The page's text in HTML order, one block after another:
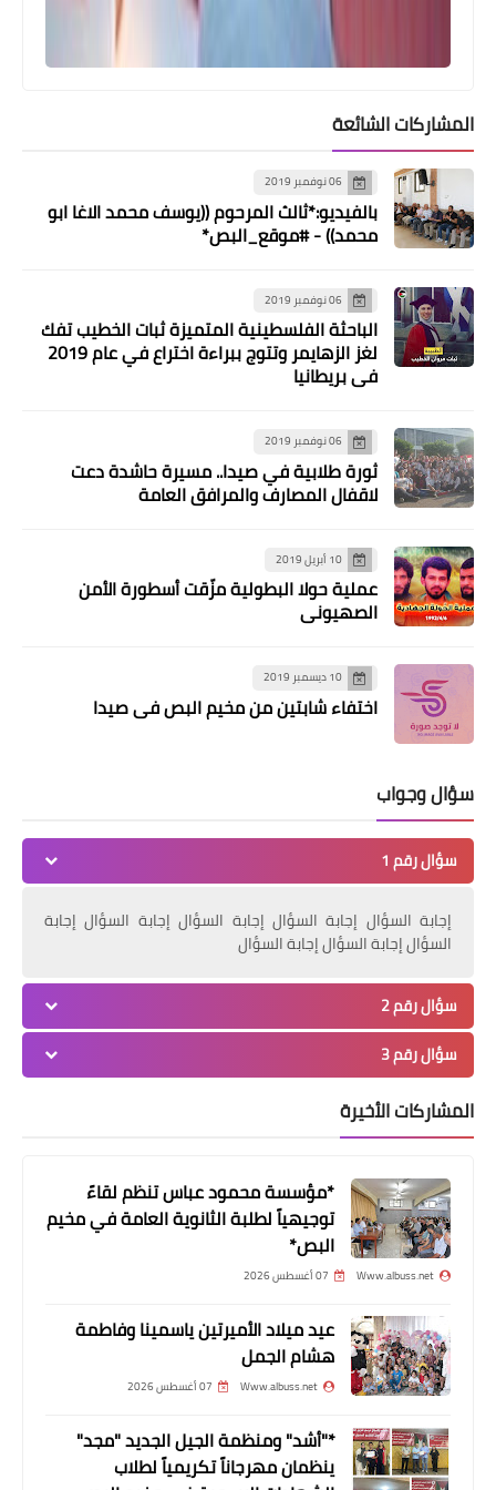
أخبار البص
"مبادرة مشروعي" تنظم ورشة عمل حول
العمل التطوعي والمبادرات الشبابية
أخبار المخيمات
أقامت "مجموعة المقدسي" إفطارها
السنوي في مجمع منصور عزام
أخبار البص
توافق بالرأي لحل مشكلة ثانوية دير
ياسين في مخيم البص
أخبار البص
روحي جيبي 50 الف و تعالي
المشاركات الشائعة
06 نوفمبر 2019
بالفيديو:*ثالث المرحوم ((يوسف محمد الاغا ابو
محمد)) - #موقع_البص*
06 نوفمبر 2019
الباحثة الفلسطينية المتميزة ثبات الخطيب تفك
لغز الزهايمر وتتوج ببراءة اختراع في عام 2019
في بريطانيا
06 نوفمبر 2019
ثورة طلابية في صيدا.. مسيرة حاشدة دعت
لاقفال المصارف والمرافق العامة
10 أبريل 2019
عملية حولا البطولية مزّقت أسطورة الأمن
الصهيوني
10 ديسمبر 2019
اختفاء شابتين من مخيم البص في صيدا
سؤال وجواب
سؤال رقم 1
إجابة السؤال إجابة السؤال إجابة السؤال إجابة السؤال إجابة
السؤال إجابة السؤال إجابة السؤال
سؤال رقم 2
سؤال رقم 3
المشاركات الأخيرة
*مؤسسة محمود عباس تنظم لقاءً
توجيهياً لطلبة الثانوية العامة في مخيم
البص*
Www.albuss.net 07 أغسطس 2026
عيد ميلاد الأميرتين ياسمينا وفاطمة
هشام الجمل
Www.albuss.net 07 أغسطس 2026
*"أشد" ومنظمة الجيل الجديد "مجد"
ينظمان مهرجاناً تكريمياً لطلاب